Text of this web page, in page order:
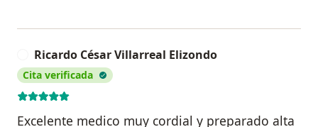
Ricardo César Villarreal Elizondo
Cita verificada
Excelente medico muy cordial y preparado alta